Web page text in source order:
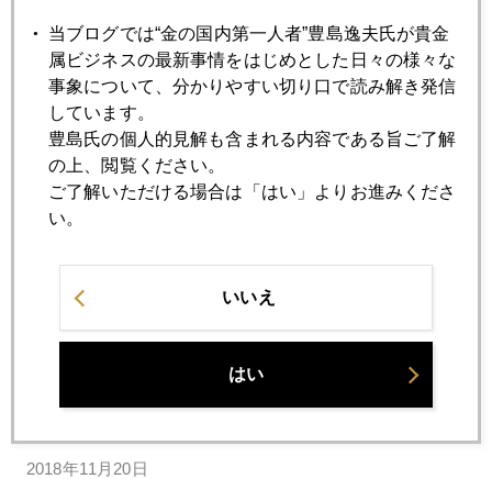
2018年11月28日
米中対談とパウエル講演
2018年11月26日
原油続落 ５０ドル攻防
2018年11月22日
外国人投資家が見る「日産の変」
2018年11月20日
当ブログでは“金の国内第一人者”豊島逸夫氏が貴金
属ビジネスの最新事情をはじめとした日々の様々な
事象について、分かりやすい切り口で読み解き発信
しています。
豊島氏の個人的見解も含まれる内容である旨ご了解
の上、閲覧ください。
ご了解いただける場合は「はい」よりお進みくださ
い。
いいえ
はい